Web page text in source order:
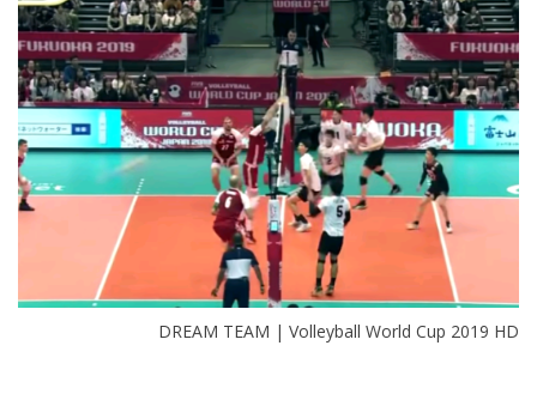
DREAM TEAM | Volleyball World Cup 2019 HD